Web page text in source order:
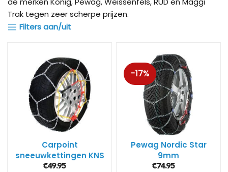
Trak tegen zeer scherpe prijzen.
Filters aan/uit
Carpoint
sneeuwkettingen KNS
(9mm)
€49.95
-17%
Pewag Nordic Star
9mm
€74.95